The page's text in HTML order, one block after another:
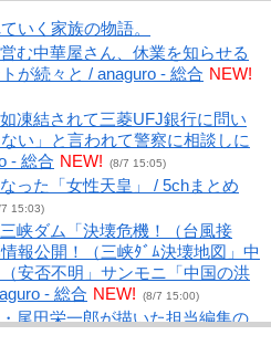
いく家族の物語。
む中華屋さん、休業を知らせる
が続々と / anaguro - 総合 NEW!
凍結されて三菱UFJ銀行に問い
い」と言われて警察に相談しに
- 総合 NEW! (8/7 15:05)
った「女性天皇」 / 5chまとめ
15:03)
峡ダム「決壊危機！（台風接
報公開！（三峡ﾀﾞﾑ決壊地図」中
安否不明」サンモニ「中国の洪
- 総合 NEW! (8/7 15:00)
尾田栄一郎が描いた担当編集の